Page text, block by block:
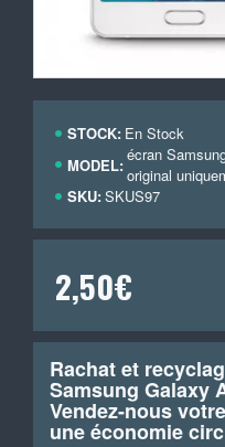
STOCK: En Stock
MODEL:écran
original
SKU:SKUS97
2,50€
Rachat et
Samsung Galaxy
Vendez-nous
une économie